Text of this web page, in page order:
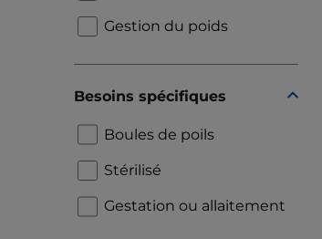
Gestion du poids
Besoins spécifiques
Boules de poils
Stérilisé
Gestation ou allaitement